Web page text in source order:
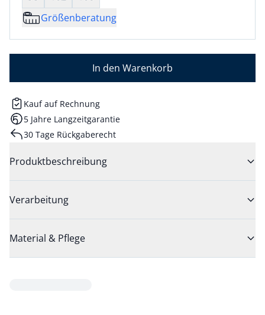
Größenberatung
In den Warenkorb
Kauf auf Rechnung
5 Jahre Langzeitgarantie
30 Tage Rückgaberecht
Produktbeschreibung
Verarbeitung
Material & Pflege